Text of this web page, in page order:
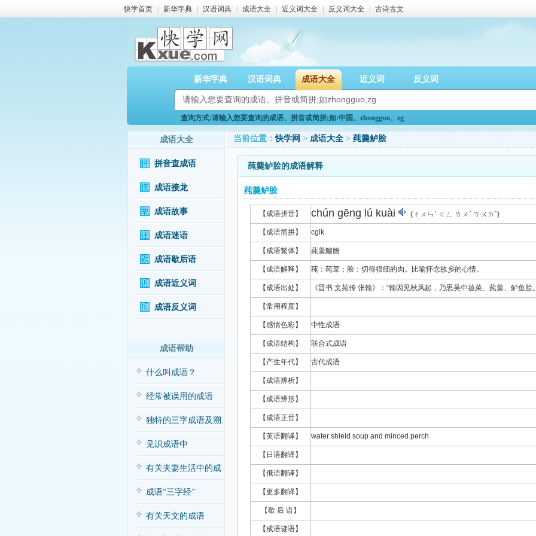
快学首页 新华字典 汉语词典 成语大全 近义词大全 反义词大全 古诗古文
新华字典 汉语词典 成语大全 近义词 反义词
查询方式:请输入您要查询的成语、拼音或简拼;如:中国、zhongguo、zg
成语大全
拼音查成语
成语接龙
成语故事
成语迷语
成语歇后语
成语近义词
成语反义词
成语帮助
什么叫成语？
经常被误用的成语
独特的三字成语及溯
源
见识成语中
的“三”与“五”
有关夫妻生活中的成
语应用（搞笑
成语“三字经”
有关天文的成语
当前位置：快学网 > 成语大全 > 莼羹鲈脍
莼羹鲈脍的成语解释
莼羹鲈脍
【成语拼音】 chún gēng lú kuài (ㄔㄨㄣˊ ㄍㄥ ㄌㄨˊ ㄎㄨㄞˋ)
【成语简拼】 cglk
【成语繁体】 蒓羹鱸膾
【成语解释】 莼：莼菜；脍：切得很细的肉。比喻怀念故乡的心情。
【成语出处】 《晋书 文苑传 张翰》：“翰因见秋风起，乃思吴中菰菜、莼羹、鲈鱼脍
【常用程度】
【感情色彩】 中性成语
【成语结构】 联合式成语
【产生年代】 古代成语
【成语辨析】
【成语辨形】
【成语正音】
【英语翻译】 water shield soup and minced perch
【日语翻译】
【俄语翻译】
【更多翻译】
【歇 后 语】
【成语谜语】